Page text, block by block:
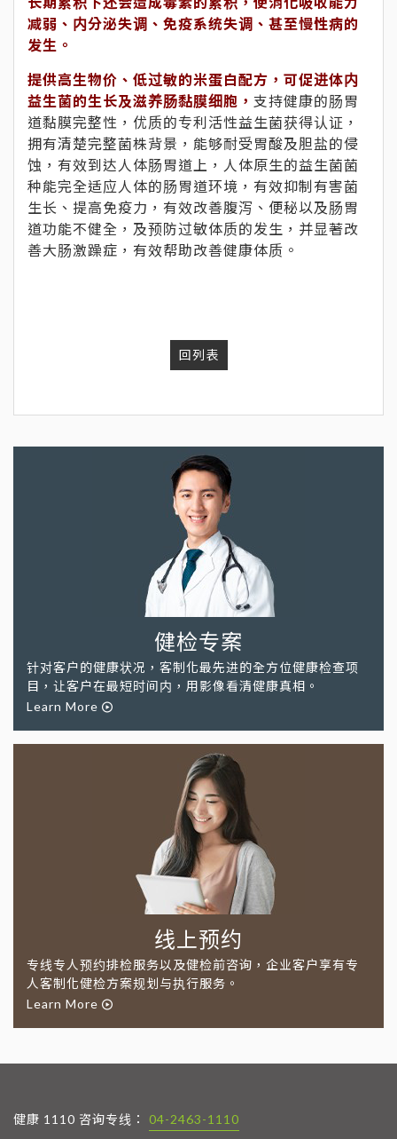
减弱、内分泌失调、免疫系统失调、甚至慢性病的
发生。
提供高生物价、低过敏的米蛋白配方，可促进体内
益生菌的生长及滋养肠黏膜细胞， 支持健康的肠胃
道黏膜完整性，优质的专利活性益生菌获得认证，
拥有清楚完整菌株背景，能够耐受胃酸及胆盐的侵
蚀，有效到达人体肠胃道上，人体原生的益生菌菌
种能完全适应人体的肠胃道环境，有效抑制有害菌
生长、提高免疫力，有效改善腹泻、便秘以及肠胃
道功能不健全，及预防过敏体质的发生，并显著改
善大肠激躁症，有效帮助改善健康体质。
回列表
健检专案
针对客户的健康状况，客制化最先进的全方位健康检查项
目，让客户在最短时间内，用影像看清健康真相。
Learn More
线上预约
专线专人预约排检服务以及健检前咨询，企业客户享有专
人客制化健检方案规划与执行服务。
Learn More
健康 1110 咨询专线： 04-2463-1110